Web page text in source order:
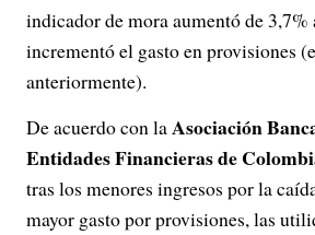
indicador de mora aumentó de 3,7%
incrementó el gasto en provisiones
anteriormente).
De acuerdo con laAsociación
Entidades Financieras de
tras los menores ingresos por la
mayor gasto por provisiones, las